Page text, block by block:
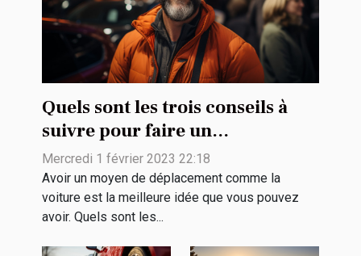
Quels sont les trois conseils à
suivre pour faire un
rachat de véhicule ?
Mercredi 1 février 2023 22:18
Avoir un moyen de déplacement comme la
voiture est la meilleure idée que vous pouvez
avoir. Quels sont les...